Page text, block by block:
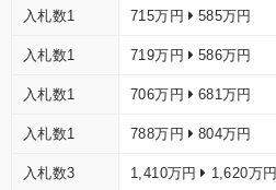
入札数1 715万円 585万円
入札数1 719万円 586万円
入札数1 706万円 681万円
入札数1 788万円 804万円
入札数3 1,410万円 1,620万円